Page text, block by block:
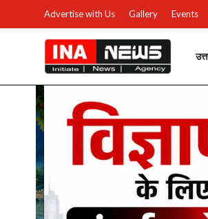
Advertise with Us Gallery Events
उत्तर प्रदेश
Advertise with Us
Events
Gallery